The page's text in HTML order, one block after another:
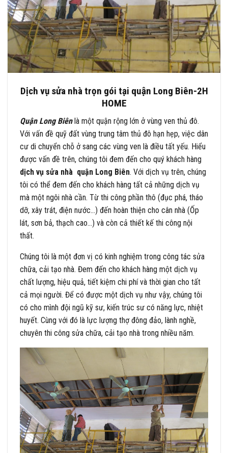
Dịch vụ sửa nhà trọn gói tại quận Long Biên-2H
HOME
Quận Long Biênlà một quận rộng lớn ở vùng ven thủ đô.
Với vấn đề quỹ đất vùng trung tâm thủ đô hạn hẹp, việc dân
cư di chuyển chỗ ở sang các vùng ven là điều tất yếu. Hiểu
được vấn đề trên, chúng tôi đem đến cho quý khách hàng
dịch vụ sửa nhà quận Long Biên. Với dịch vụ trên, chúng
tôi có thể đem đến cho khách hàng tất cả những dịch vụ
mà một ngôi nhà cần. Từ thi công phần thô (đục phá, tháo
dỡ, xây trát, điện nước…) đến hoàn thiện cho cân nhà (Ốp
lát, sơn bả, thạch cao…) và còn cả thiết kế thi công nội
thất.
Chúng tôi là một đơn vị có kinh nghiệm trong công tác sửa
chữa, cải tạo nhà. Đem đến cho khách hàng một dịch vụ
chất lượng, hiệu quả, tiết kiệm chi phí và thời gian cho tất
cả mọi người. Để có được một dịch vụ như vậy, chúng tôi
có cho mình đội ngũ kỹ sư, kiến trúc sư có năng lực, nhiệt
huyết. Cùng với đó là lực lượng thợ đông đảo, lành nghề,
chuyên thi công sửa chữa, cải tạo nhà trong nhiều năm.